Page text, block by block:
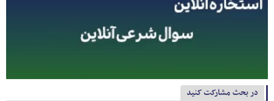
در بحث مشارکت کنید